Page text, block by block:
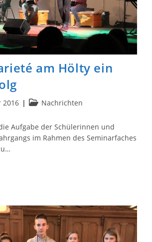
am Hölty ein
2016
Beitrags-
Nachrichten
Aufgabe der Schülerinnen und
im Rahmen des Seminarfaches